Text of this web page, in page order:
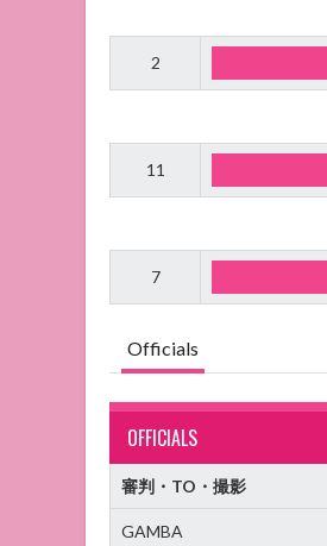
2
11
7
Officials
OFFICIALS
審判・TO・撮影
GAMBA